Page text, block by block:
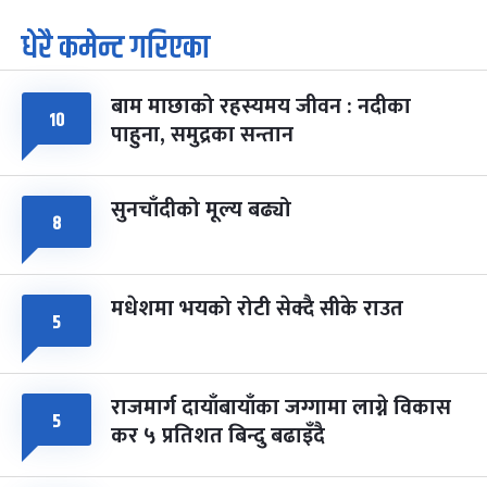
७
आइत
पूर्णिमा व्रत
चैत्र ७, २०८३-Mar 21, 2027
८ फागुपूर्णिमा
चैत्र ८, २०८३-Mar 22, 2027
७ महिना बाँकी
धेरै कमेन्ट गरिएका
१० बाम माछाको रहस्यमय जीवन : नदीका
पाहुना, समुद्रका सन्तान
८ सुनचाँदीको मूल्य बढ्यो
५ मधेशमा भयको रोटी सेक्दै सीके राउत
५ राजमार्ग दायाँबायाँका जग्गामा लाग्ने विकास
कर ५ प्रतिशत बिन्दु बढाइँदै